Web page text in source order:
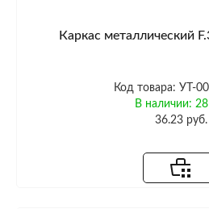
Каркас металлический
Код товара: УТ-
В наличии:
36.23 руб.